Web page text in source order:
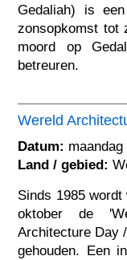
Gedaliah) is
zonsopkomst tot
moord op
betreuren.
Wereld
Datum:
Land / gebied:
Sinds 1985
oktober de
Architecture Day
gehouden. Een